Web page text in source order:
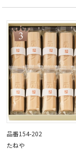
品番154-202
たねや